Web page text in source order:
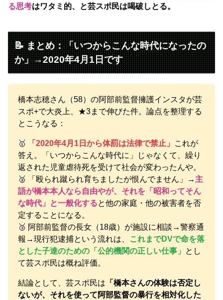
る思考はワタミ的、と芸スポ民は喝破しとる。
📝 まとめ：「いつからこんな時代になったの
か」→2020年4月1日です
橋本志穂さん（58）の阿部前監督擁護インスタが芸
スポ+で大炎上、★3まで伸びた件。論点を整理する
とこうなる：
🥇 「2020年4月1日から体罰は法律で禁止」
これが
答え。「いつからこんな時代に」じゃなくて、繰り
返された児童虐待死を受けて社会が変わったんや。
🥈 「殴られ蹴られ育ちましたが恨んでません」→ 主
語が橋本本人なら自由やが、それを「昭和ってそん
な時代」と一般化すると他の家庭・他の被害者を否
定することになる。
🥉 阿部前監督の長女（18歳）が施設に相談→警察通
報→現行犯逮捕という流れは、
これまでDVで命を落
とした子達のための「公的機関の正しい仕事」 とし
て芸スポ民は概ね評価。
結論として、芸スポ民は 「橋本さんの体験は否定し
ないが、それを使って阿部監督の暴行を相対化した